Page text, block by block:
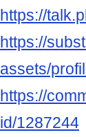
https://
https://
assets/
https://
id/1287244